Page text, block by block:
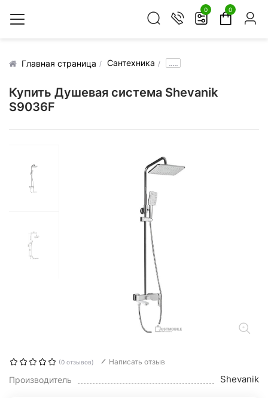
0 0
Главная страница Сантехника .....
Купить Душевая система Shevanik
S9036F
(0 отзывов) Написать отзыв
Производитель Shevanik